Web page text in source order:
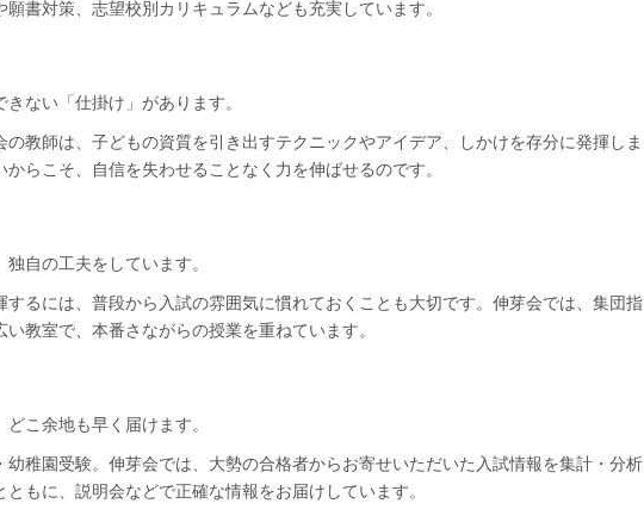
書対策、志望校別カリキュラムなども充実しています。
ない「仕掛け」があります。
の教師は、子どもの資質を引き出すテクニックやアイデア、しかけを存分に発揮しま
らこそ、自信を失わせることなく力を伸ばせるのです。
自の工夫をしています。
するには、普段から入試の雰囲気に慣れておくことも大切です。伸芽会では、集団指
教室で、本番さながらの授業を重ねています。
こ余地も早く届けます。
幼稚園受験。伸芽会では、大勢の合格者からお寄せいただいた入試情報を集計・分析
もに、説明会などで正確な情報をお届けしています。